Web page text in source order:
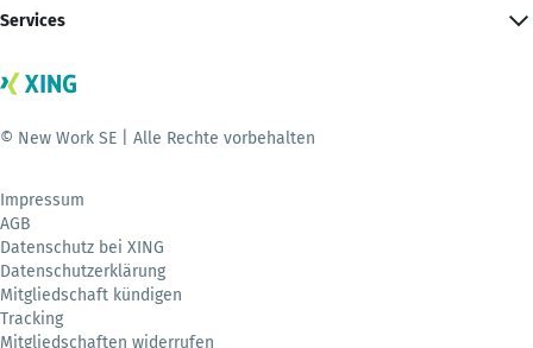
Services
© New Work SE | Alle Rechte vorbehalten
Impressum
AGB
Datenschutz bei XING
Datenschutzerklärung
Mitgliedschaft kündigen
Tracking
Mitgliedschaften widerrufen